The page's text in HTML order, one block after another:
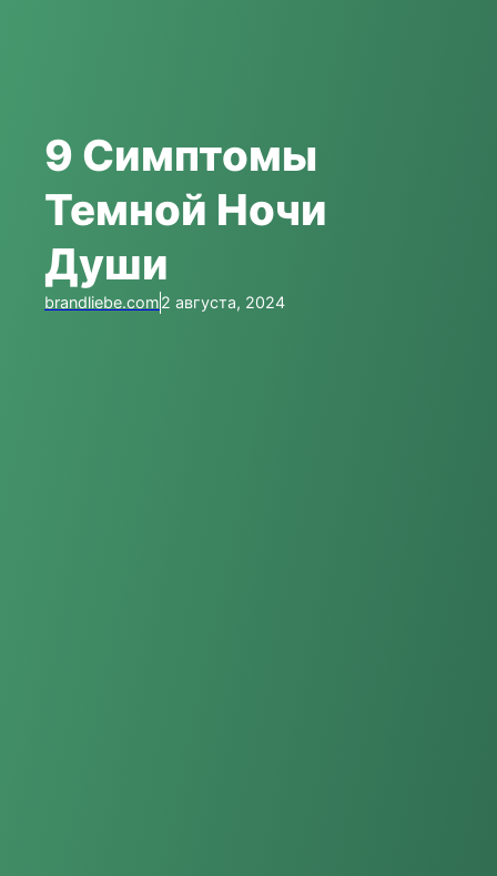
9 Симптомы
Темной Ночи
Души
brandliebe.com2 августа, 2024